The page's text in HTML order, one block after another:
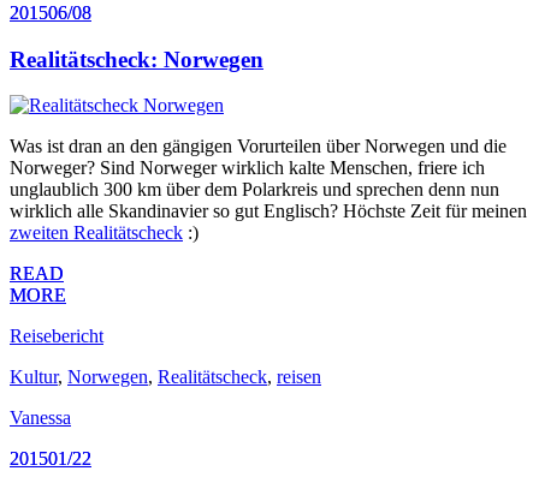
201506/08
201506/08
Realitätscheck: Norwegen
Was ist dran an den gängigen Vorurteilen über Norwegen und die
Norweger? Sind Norweger wirklich kalte Menschen, friere ich
unglaublich 300 km über dem Polarkreis und sprechen denn nun
wirklich alle Skandinavier so gut Englisch? Höchste Zeit für meinen
zweiten Realitätscheck :)
READ
MORE
READ
MORE
Reisebericht
Kultur, Norwegen, Realitätscheck, reisen
Vanessa
201501/22
201501/22